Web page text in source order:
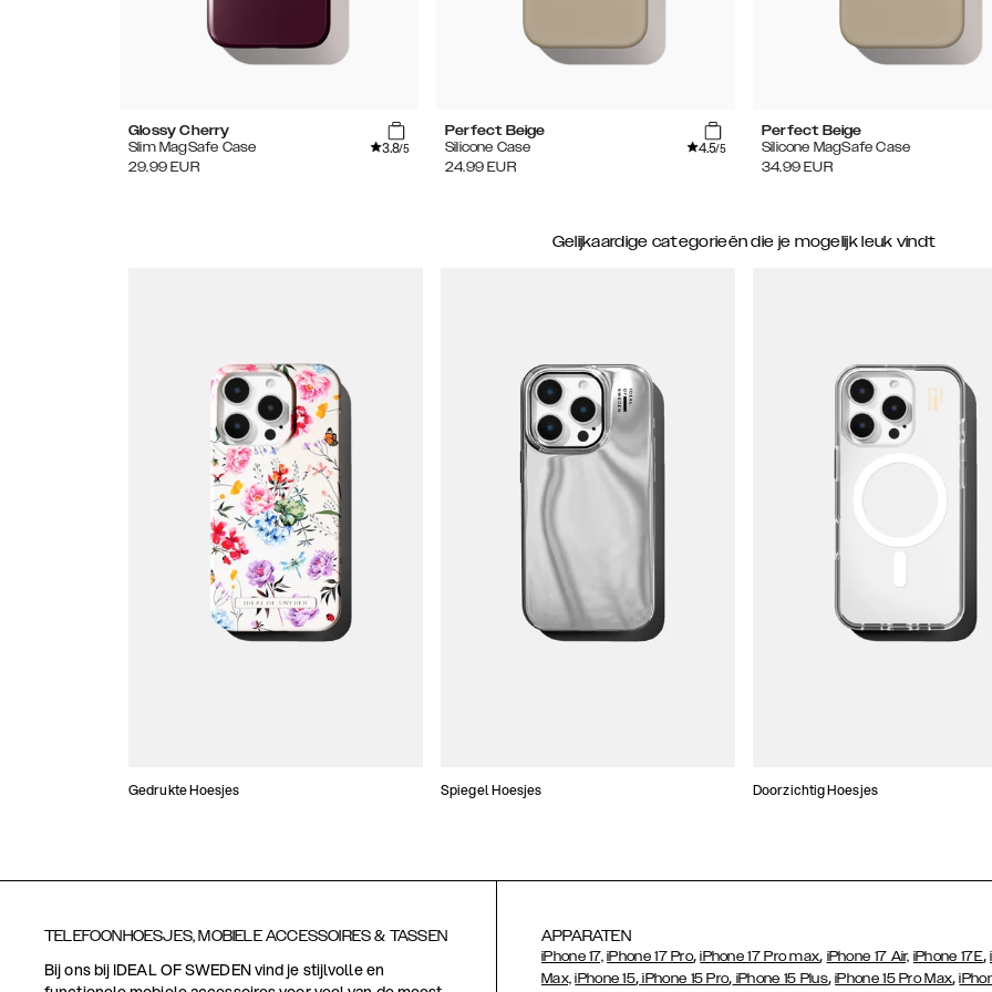
Glossy Cherry
Slim MagSafe Case
3.8/5
29.99 EUR
Perfect Beige
Silicone Case
4.5/5
24.99 EUR
Perfect Beige
Silicone MagSafe Case
34.99 EUR
Gelijkaardige categorieën die je mogelijk leuk vindt
Gedrukte Hoesjes Spiegel Hoesjes Doorzichtig Hoesjes
TELEFOONHOESJES, MOBIELE ACCESSOIRES & TASSEN
Bij ons bij IDEAL OF SWEDEN vind je stijlvolle en
APPARATEN
iPhone 17, iPhone 17 Pro,iPhone 17 Pro max, iPhone 17 Air, iPhone 17E,
Max, iPhone 15, iPhone 15 Pro, iPhone 15 Plus,iPhone 15 Pro Max,